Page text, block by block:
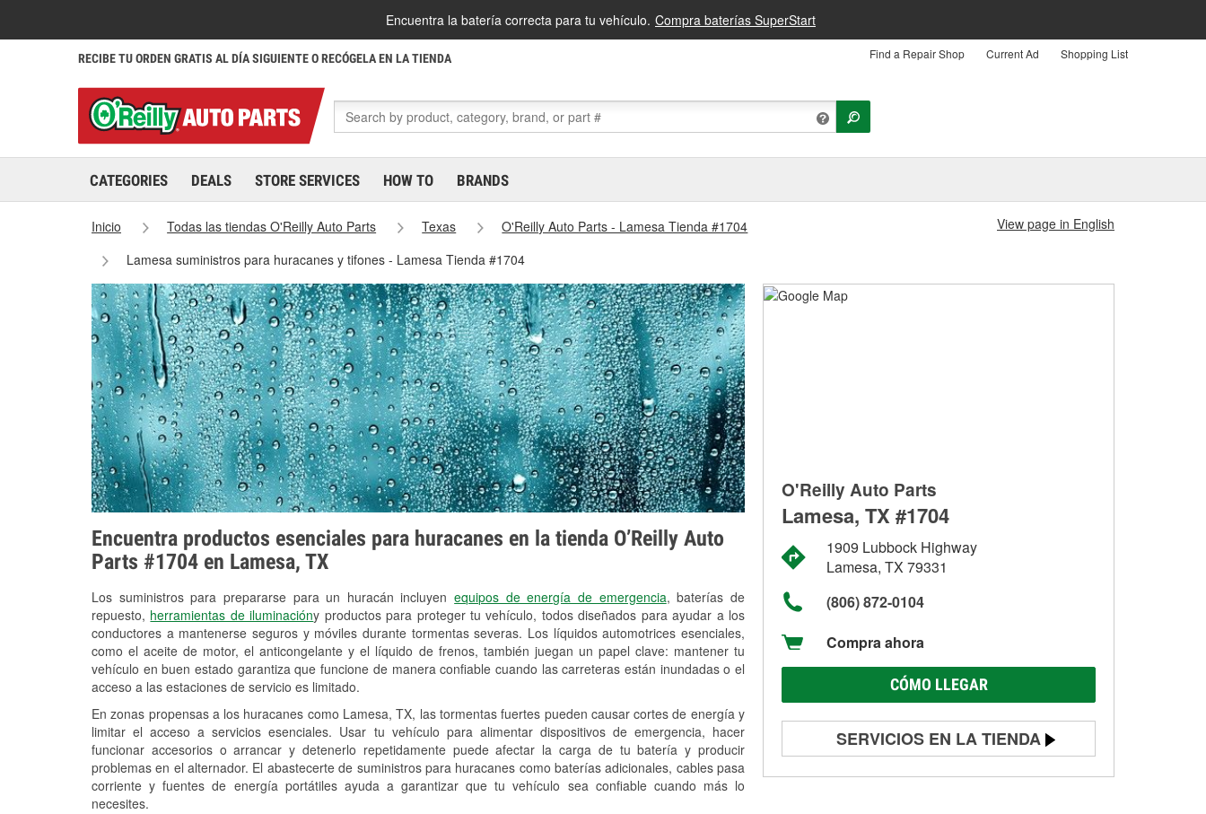
Encuentra la batería correcta para tu vehículo. Compra baterías SuperStart
RECIBE TU ORDEN GRATIS AL DÍA SIGUIENTE O RECÓGELA EN LA TIENDA Find a Repair Shop Current Ad Shopping List
CATEGORIES DEALS STORE SERVICES HOW TO BRANDS
Inicio Todas las tiendas O'Reilly Auto Parts Texas
O'Reilly Auto Parts - Lamesa Tienda #1704
Lamesa suministros para huracanes y tifones - Lamesa Tienda #1704
View page in English
Encuentra productos esenciales para huracanes en la tienda O’Reilly Auto
Parts #1704 en Lamesa, TX
Los suministros para prepararse para un huracán incluyenequipos de energía de emergencia, baterías de
repuesto, herramientas de iluminacióny productos para proteger tu vehículo, todos diseñados para ayudar a los
conductores a mantenerse seguros y móviles durante tormentas severas. Los líquidos automotrices esenciales,
como el aceite de motor, el anticongelante y el líquido de frenos, también juegan un papel clave: mantener tu
vehículo en buen estado garantiza que funcione de manera confiable cuando las carreteras están inundadas o el
acceso a las estaciones de servicio es limitado.
En zonas propensas a los huracanes como Lamesa, TX, las tormentas fuertes pueden causar cortes de energía y
limitar el acceso a servicios esenciales. Usar tu vehículo para alimentar dispositivos de emergencia, hacer
funcionar accesorios o arrancar y detenerlo repetidamente puede afectar la carga de tu batería y producir
problemas en el alternador. El abastecerte de suministros para huracanes como baterías adicionales, cables pasa
corriente y fuentes de energía portátiles ayuda a garantizar que tu vehículo sea confiable cuando más lo
necesites.
O'Reilly Auto Parts
Lamesa, TX #1704
1909 Lubbock Highway
Lamesa, TX 79331
(806) 872-0104
Compra ahora
CÓMO LLEGAR
SERVICIOS EN LA TIENDA
Prueba de batería